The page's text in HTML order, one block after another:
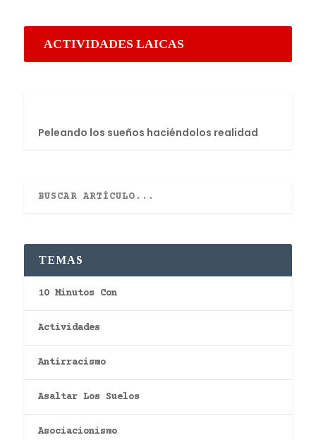
ACTIVIDADES LAICAS
Peleando los sueños haciéndolos realidad
TEMAS
10 Minutos Con
Actividades
Antirracismo
Asaltar Los Suelos
Asociacionismo